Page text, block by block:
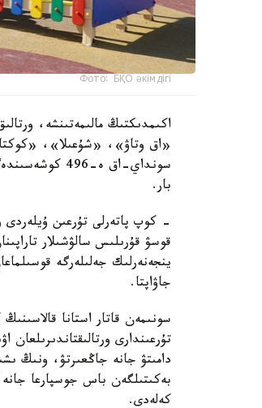
Фото: БҚО әкімдігі
اكىمدىكتىڭ مالىمەتىنشە،
«اق وتاۋ»، «شۇعىلا»،
بار.
- كوپ پاتەرلى تۇرعىن ۇيلەردى
قوسۋ قۇرىلىس سالۋشىلار
ينجەنەرلىك جەلىلەرگە
جاۋاپتا.
سونىمەن قاتار استانا
دامىتۋ جانە جاڭعىرتۋ، ونىڭ
بەكىتىلگەن باس جوسپارعا
كەلەدى.